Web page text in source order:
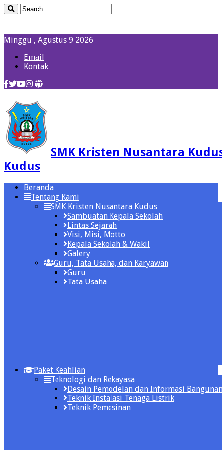
Minggu , Agustus 9 2026
Email
Kontak
SMK Kristen Nusantara
Kudus
Beranda
Tentang Kami
SMK Kristen Nusantara Kudus
Sambuatan Kepala Sekolah
Lintas Sejarah
Visi, Misi, Motto
Kepala Sekolah & Wakil
Galery
Guru, Tata Usaha, dan Karyawan
Guru
Tata Usaha
Paket Keahlian
Teknologi dan Rekayasa
Desain Pemodelan dan Informasi Bangunan
Teknik Instalasi Tenaga Listrik
Teknik Pemesinan